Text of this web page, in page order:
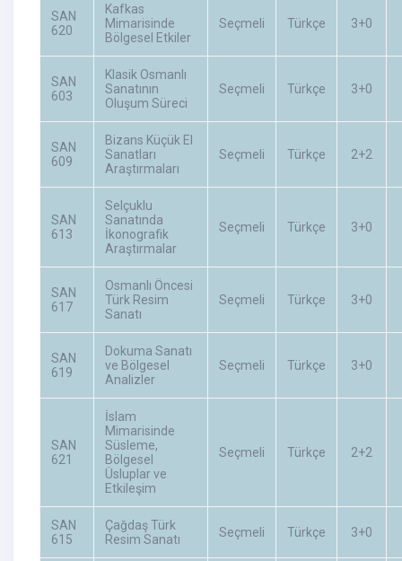
SAN
620
Kafkas
Mimarisinde
Bölgesel Etkiler
Seçmeli Türkçe 3+0
SAN
603
Klasik Osmanlı
Sanatının
Oluşum Süreci
Seçmeli Türkçe 3+0
SAN
609
Bizans Küçük El
Sanatları
Araştırmaları
Seçmeli Türkçe 2+2
SAN
613
Selçuklu
Sanatında
İkonografik
Araştırmalar
Seçmeli Türkçe 3+0
SAN
617
Osmanlı Öncesi
Türk Resim
Sanatı
Seçmeli Türkçe 3+0
SAN
619
Dokuma Sanatı
ve Bölgesel
Analizler
Seçmeli Türkçe 3+0
SAN
621
İslam
Mimarisinde
Süsleme,
Bölgesel
Üsluplar ve
Etkileşim
Seçmeli Türkçe 2+2
SAN
615
Çağdaş Türk
Resim Sanatı
Seçmeli Türkçe 3+0